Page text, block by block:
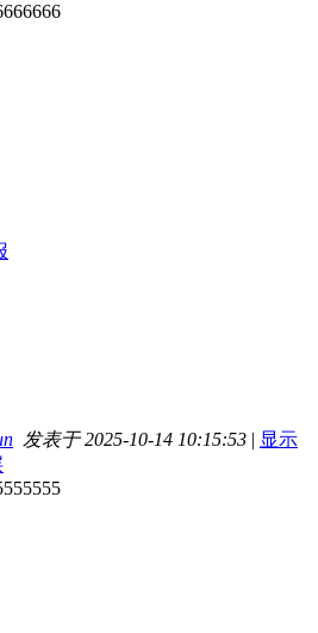
发表于 2025-10-14 10:15:53 | 显示